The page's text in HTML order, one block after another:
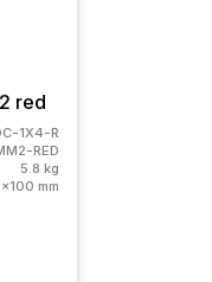
red
1X4-R
RED
5.8 kg
mm